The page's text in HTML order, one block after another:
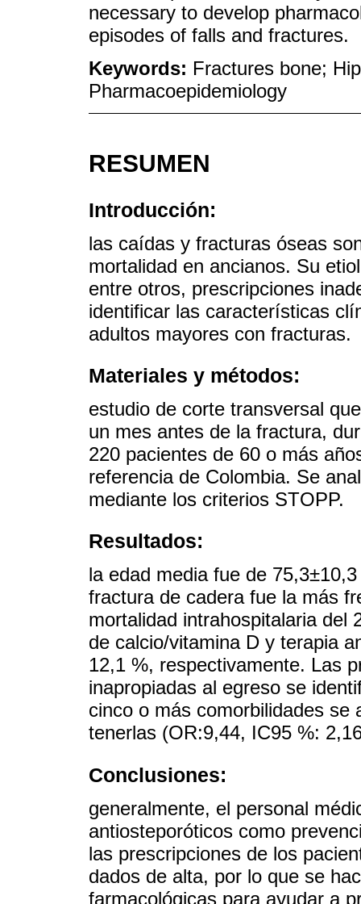
necessary to develop
episodes of falls and fractures.
Keywords: Fractures bone;
Pharmacoepidemiology
RESUMEN
Introducción:
las caídas y fracturas óseas
mortalidad en ancianos. Su
entre otros, prescripciones
identificar las características
adultos mayores con fracturas.
Materiales y métodos:
estudio de corte transversal
un mes antes de la fractura,
220 pacientes de 60 o más
referencia de Colombia. Se
mediante los criterios STOPP.
Resultados:
la edad media fue de
fractura de cadera fue la más
mortalidad intrahospitalaria del
de calcio/vitamina D y terapia
12,1 %, respectivamente. Las
inapropiadas al egreso se
cinco o más comorbilidades se
tenerlas (OR:9,44, IC95 %:
Conclusiones:
generalmente, el personal
antiosteporóticos como
las prescripciones de los
dados de alta, por lo que se
farmacológicas para ayudar a